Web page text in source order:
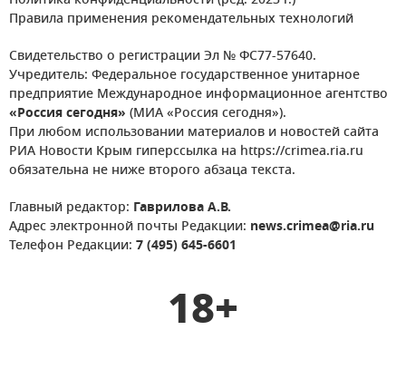
Правила применения рекомендательных технологий
Свидетельство о регистрации Эл № ФС77-57640.
Учредитель: Федеральное государственное унитарное
предприятие Международное информационное агентство
«Россия сегодня» (МИА «Россия сегодня»).
При любом использовании материалов и новостей сайта
РИА Новости Крым гиперссылка на https://crimea.ria.ru
обязательна не ниже второго абзаца текста.
Главный редактор: Гаврилова А.В.
Адрес электронной почты Редакции: news.crimea@ria.ru
Телефон Редакции: 7 (495) 645-6601
18+